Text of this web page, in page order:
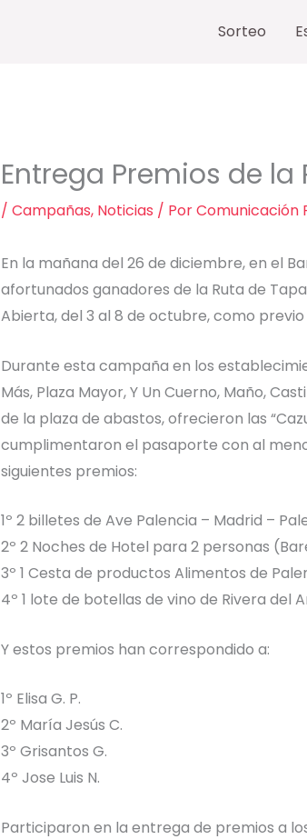
Sorteo
Entrega Premios de la
/ Campañas, Noticias / PorComunicación
En la mañana del 26 de diciembre, en el
afortunados ganadores de la Ruta de
Abierta, del 3 al 8 de octubre, como
Durante esta campaña en los
Más, Plaza Mayor, Y Un Cuerno, Maño,
de la plaza de abastos, ofrecieron las
cumplimentaron el pasaporte con al
siguientes premios:
1º 2 billetes de Ave Palencia – Madrid –
2º 2 Noches de Hotel para 2 personas
3º 1 Cesta de productos Alimentos de
4º 1 lote de botellas de vino de Rivera del
Y estos premios han correspondido a:
1º Elisa G. P.
2º María Jesús C.
3º Grisantos G.
4º Jose Luis N.
Participaron en la entrega de premios a